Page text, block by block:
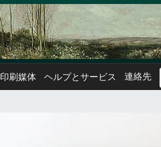
印刷媒体 ヘルプとサービス 連絡先